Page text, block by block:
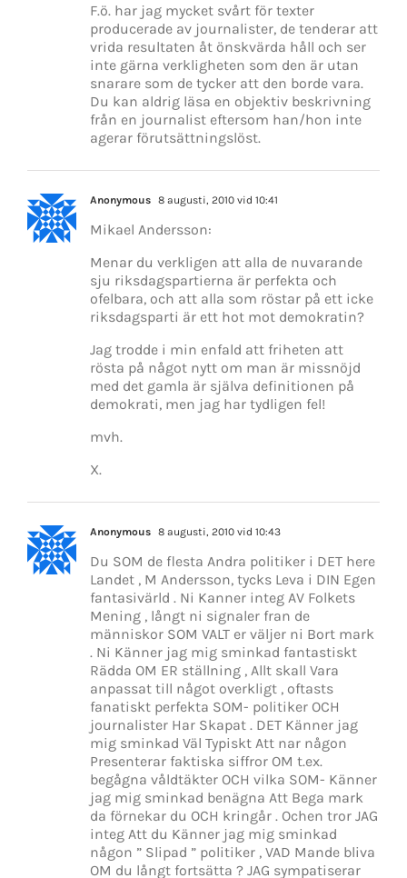
F.ö. har jag mycket svårt för texter
producerade av journalister, de tenderar att
vrida resultaten åt önskvärda håll och ser
inte gärna verkligheten som den är utan
snarare som de tycker att den borde vara.
Du kan aldrig läsa en objektiv beskrivning
från en journalist eftersom han/hon inte
agerar förutsättningslöst.
Anonymous 8 augusti, 2010 vid 10:41
Mikael Andersson:
Menar du verkligen att alla de nuvarande
sju riksdagspartierna är perfekta och
ofelbara, och att alla som röstar på ett icke
riksdagsparti är ett hot mot demokratin?
Jag trodde i min enfald att friheten att
rösta på något nytt om man är missnöjd
med det gamla är själva definitionen på
demokrati, men jag har tydligen fel!
mvh.
X.
Anonymous 8 augusti, 2010 vid 10:43
Du SOM de flesta Andra politiker i DET here
Landet , M Andersson, tycks Leva i DIN Egen
fantasivärld . Ni Kanner integ AV Folkets
Mening , långt ni signaler fran de
människor SOM VALT er väljer ni Bort mark
. Ni Känner jag mig sminkad fantastiskt
Rädda OM ER ställning , Allt skall Vara
anpassat till något overkligt , oftasts
fanatiskt perfekta SOM- politiker OCH
journalister Har Skapat . DET Känner jag
mig sminkad Väl Typiskt Att nar någon
Presenterar faktiska siffror OM t.ex.
begågna våldtäkter OCH vilka SOM- Känner
jag mig sminkad benägna Att Bega mark
da förnekar du OCH kringår . Ochen tror JAG
integ Att du Känner jag mig sminkad
någon ” Slipad ” politiker , VAD Mande bliva
OM du långt fortsätta ? JAG sympatiserar